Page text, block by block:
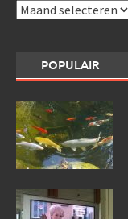
Archieven
POPULAIR